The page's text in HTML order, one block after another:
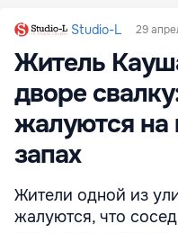
Studio-L 29
Житель
дворе
жалуются
запах
Жители одной из
жалуются, что